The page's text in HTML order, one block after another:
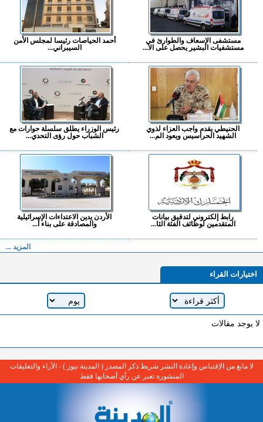
مستشفى الإسعاف والطوارئ في
مستشفيات البشير يحصل على الا...
أحمد الحياصات رئيسا لمجلس الأمن
السيبراني...
الحنيطي يقدم واجب العزاء لذوي
الشهيد الحراسيس ويعود الم...
رئيس الوزراء يطلق سلسلة حوارات مع
الشباب حول رؤى التحدي...
رابط إلكتروني لتدقيق بيانات
المتقدمين لوظائف الفئة الثا...
الأردن يدين الاعتداءات الإسرائيلية
والمصادقة على بناء أ...
المزيد ...
اختيارات القراء
لا يوجد مقالات
لا مانع من الإقتباس وإعادة النشر شريط ذكر المصدر ( المدينة نيوز ) - الآراء والتعليقات
المنشورة تعبر عن رأي أصحابها فقط